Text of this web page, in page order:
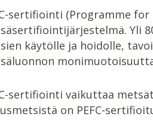
sertifiointi (Programme
Yli
käytölle ja hoidolle,
sertifiointi vaikuttaa
on PEFC-